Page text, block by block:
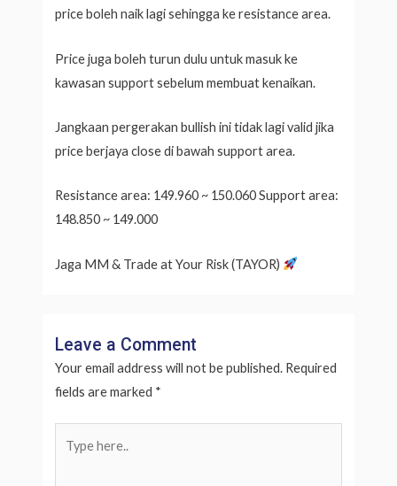
price boleh naik lagi sehingga ke resistance area.
Price juga boleh turun dulu untuk masuk ke
kawasan support sebelum membuat kenaikan.
Jangkaan pergerakan bullish ini tidak lagi valid jika
price berjaya close di bawah support area.
Resistance area: 149.960 ~ 150.060 Support area:
148.850 ~ 149.000
Jaga MM & Trade at Your Risk (TAYOR)
Leave a Comment
Your email address will not be published. Required
fields are marked *
here..